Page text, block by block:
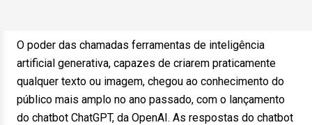
O poder das chamadas ferramentas de inteligência
artificial generativa, capazes de criarem praticamente
qualquer texto ou imagem, chegou ao conhecimento do
público mais amplo no ano passado, com o lançamento
do chatbot ChatGPT, da OpenAI. As respostas do chatbot